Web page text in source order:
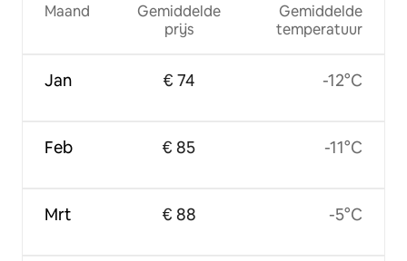
Maand
Jan
Feb
Mrt
Gemiddelde
prijs
€ 74
€ 85
€ 88
Gemiddelde
temperatuur
-12°C
-11°C
-5°C